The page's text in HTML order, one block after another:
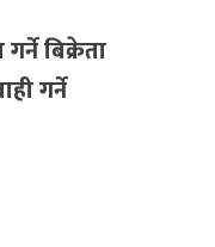
बिक्रेता
गर्ने